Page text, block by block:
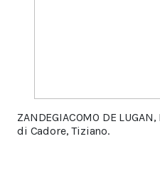
ZANDEGIACOMO DE
di Cadore, Tiziano.